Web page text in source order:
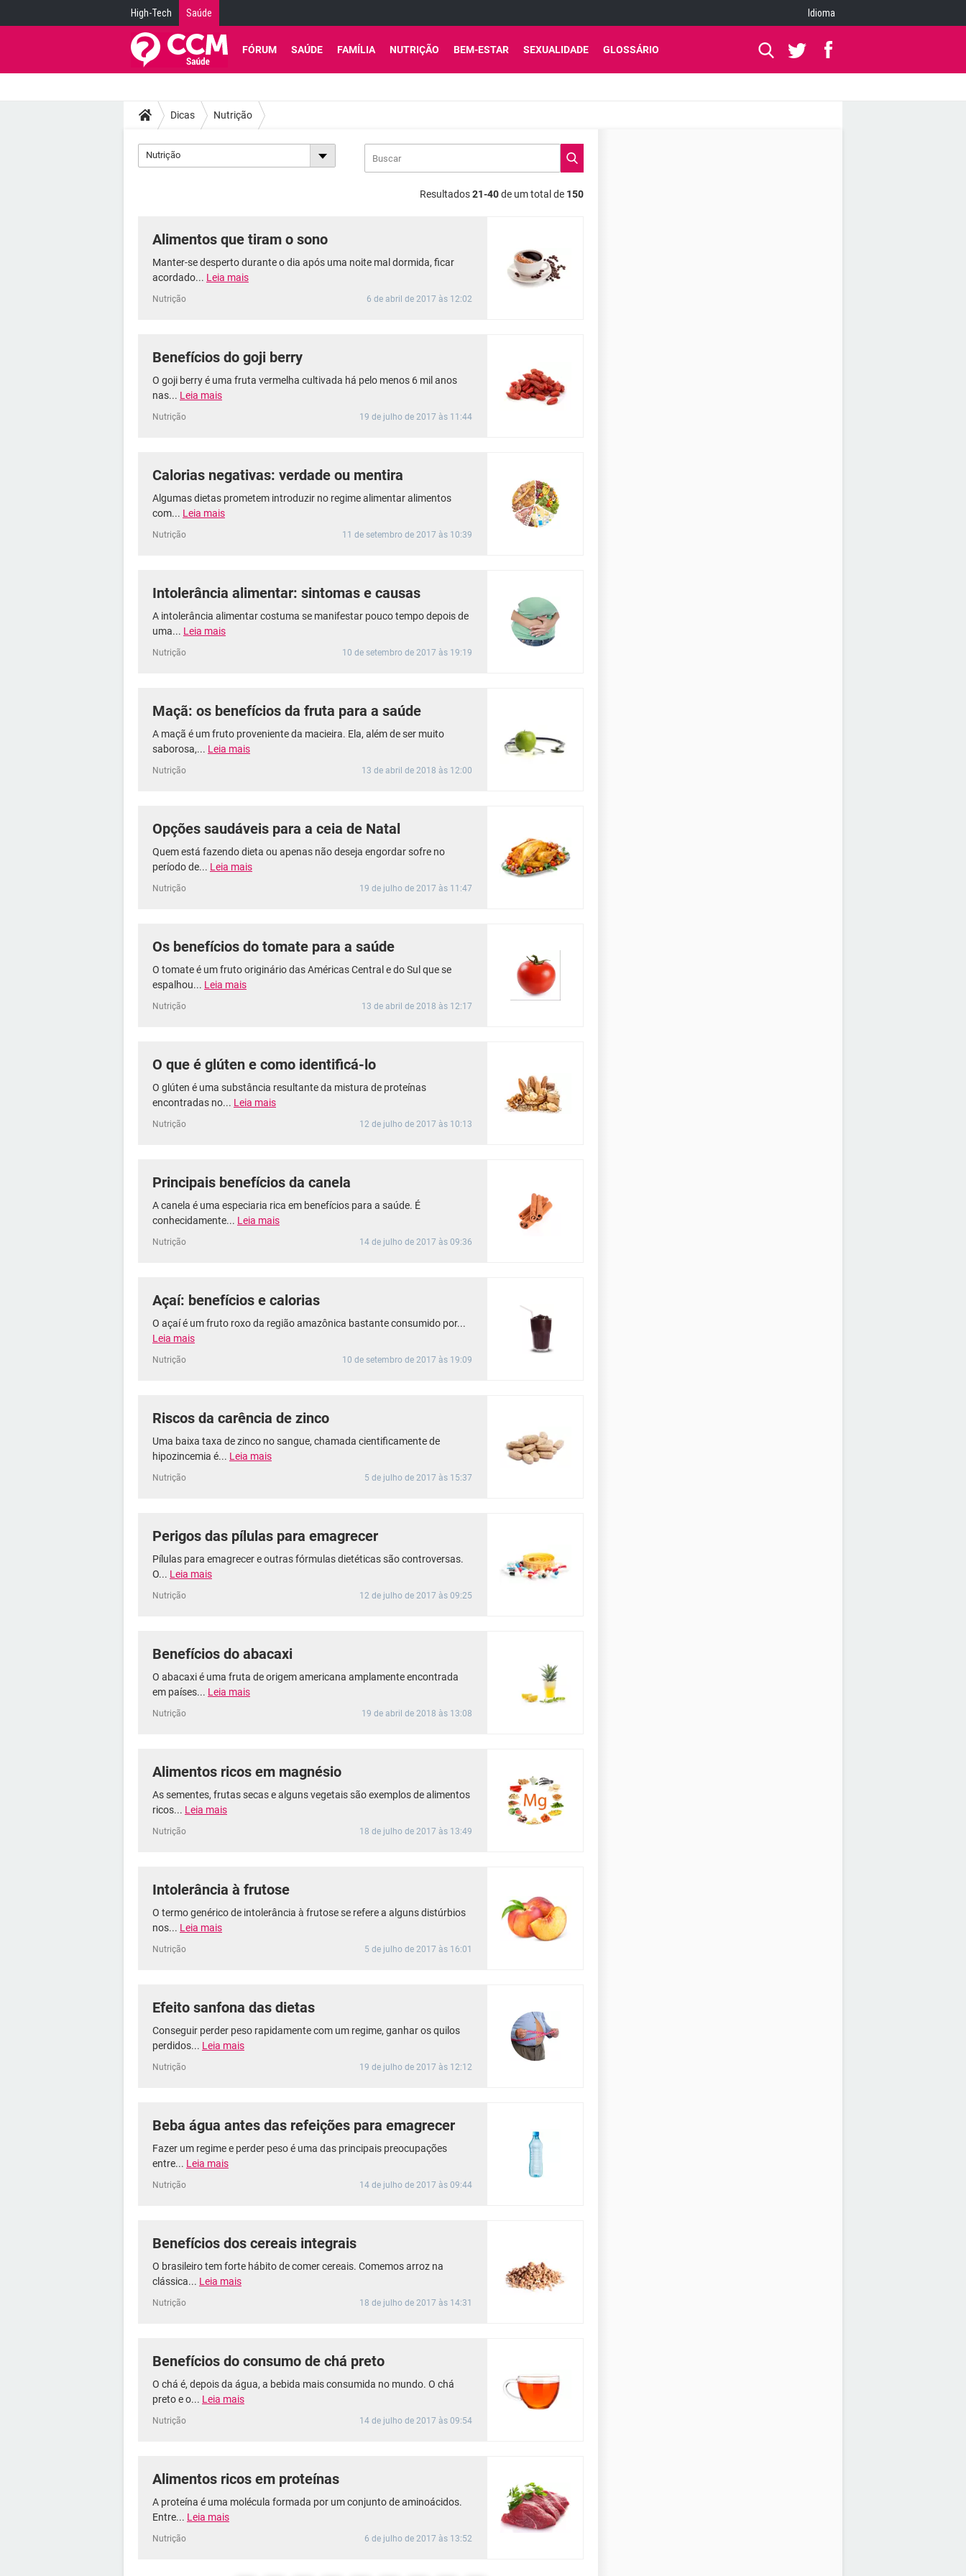
High-Tech Saúde Idioma
FÓRUM SAÚDE FAMÍLIA NUTRIÇÃO BEM-ESTAR SEXUALIDADE GLOSSÁRIO
Dicas Nutrição
Nutrição
Resultados21-40de um total de 150
Alimentos que tiram o sono
Manter-se desperto durante o dia após uma noite mal dormida, ficar
acordado... Leia mais
Nutrição 6 de abril de 2017 às 12:02
Benefícios do goji berry
O goji berry é uma fruta vermelha cultivada há pelo menos 6 mil anos
nas... Leia mais
Nutrição 19 de julho de 2017 às 11:44
Calorias negativas: verdade ou mentira
Algumas dietas prometem introduzir no regime alimentar alimentos
com... Leia mais
Nutrição 11 de setembro de 2017 às 10:39
Intolerância alimentar: sintomas e causas
A intolerância alimentar costuma se manifestar pouco tempo depois de
uma... Leia mais
Nutrição 10 de setembro de 2017 às 19:19
Maçã: os benefícios da fruta para a saúde
A maçã é um fruto proveniente da macieira. Ela, além de ser muito
saborosa,... Leia mais
Nutrição 13 de abril de 2018 às 12:00
Opções saudáveis para a ceia de Natal
Quem está fazendo dieta ou apenas não deseja engordar sofre no
período de... Leia mais
Nutrição 19 de julho de 2017 às 11:47
Os benefícios do tomate para a saúde
O tomate é um fruto originário das Américas Central e do Sul que se
espalhou... Leia mais
Nutrição 13 de abril de 2018 às 12:17
O que é glúten e como identificá-lo
O glúten é uma substância resultante da mistura de proteínas
encontradas no... Leia mais
Nutrição 12 de julho de 2017 às 10:13
Principais benefícios da canela
A canela é uma especiaria rica em benefícios para a saúde. É
conhecidamente... Leia mais
Nutrição 14 de julho de 2017 às 09:36
Açaí: benefícios e calorias
O açaí é um fruto roxo da região amazônica bastante consumido por...
Leia mais
Nutrição 10 de setembro de 2017 às 19:09
Riscos da carência de zinco
Uma baixa taxa de zinco no sangue, chamada cientificamente de
hipozincemia é... Leia mais
Nutrição 5 de julho de 2017 às 15:37
Perigos das pílulas para emagrecer
Pílulas para emagrecer e outras fórmulas dietéticas são controversas.
O... Leia mais
Nutrição 12 de julho de 2017 às 09:25
Benefícios do abacaxi
O abacaxi é uma fruta de origem americana amplamente encontrada
em países... Leia mais
Nutrição 19 de abril de 2018 às 13:08
Alimentos ricos em magnésio
As sementes, frutas secas e alguns vegetais são exemplos de alimentos
ricos... Leia mais
Nutrição 18 de julho de 2017 às 13:49
Intolerância à frutose
O termo genérico de intolerância à frutose se refere a alguns distúrbios
nos... Leia mais
Nutrição 5 de julho de 2017 às 16:01
Efeito sanfona das dietas
Conseguir perder peso rapidamente com um regime, ganhar os quilos
perdidos... Leia mais
Nutrição 19 de julho de 2017 às 12:12
Beba água antes das refeições para emagrecer
Fazer um regime e perder peso é uma das principais preocupações
entre... Leia mais
Nutrição 14 de julho de 2017 às 09:44
Benefícios dos cereais integrais
O brasileiro tem forte hábito de comer cereais. Comemos arroz na
clássica... Leia mais
Nutrição 18 de julho de 2017 às 14:31
Benefícios do consumo de chá preto
O chá é, depois da água, a bebida mais consumida no mundo. O chá
preto e o... Leia mais
Nutrição 14 de julho de 2017 às 09:54
Alimentos ricos em proteínas
A proteína é uma molécula formada por um conjunto de aminoácidos.
Entre... Leia mais
Nutrição 6 de julho de 2017 às 13:52